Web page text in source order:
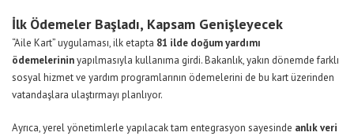
İlk Ödemeler Başladı, Kapsam Genişleyecek
“Aile Kart” uygulaması, ilk etapta 81 ilde doğum yardımı
ödemelerininyapılmasıyla kullanıma girdi. Bakanlık, yakın dönemde farklı
sosyal hizmet ve yardım programlarının ödemelerini de bu kart üzerinden
vatandaşlara ulaştırmayı planlıyor.
Ayrıca, yerel yönetimlerle yapılacak tam entegrasyon sayesinde anlık veri